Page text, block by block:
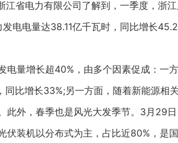
电力有限公司了解到，一季度，浙江
电电量达38.11亿千瓦时，同比增长
量增长超40%，由多个因素促成：一
比增长33%;另一方面，随着新能源相
此外，春季也是风光大发季节。3月29
装机以分布式为主，占比近80%，是